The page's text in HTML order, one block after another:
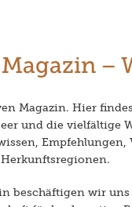
–
Magazin. Hier
und die vielfältige
beschäftigen wir